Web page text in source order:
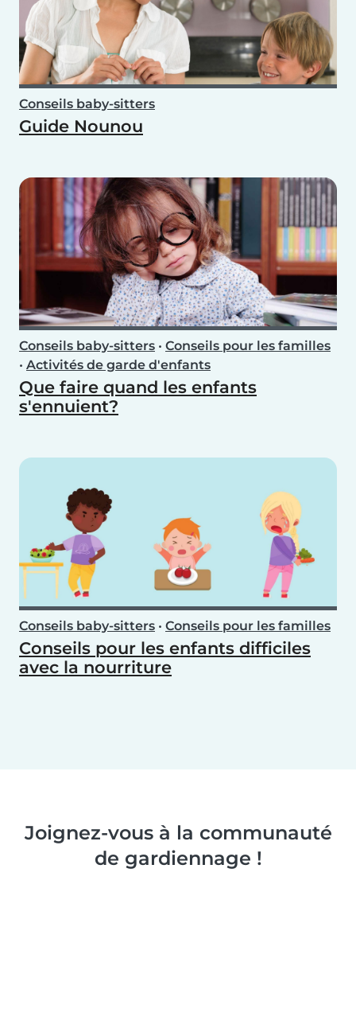
Conseils baby-sitters
Guide Nounou
Conseils baby-sitters • Conseils pour les familles
• Activités de garde d'enfants
Que faire quand les enfants
s'ennuient?
Conseils baby-sitters • Conseils pour les familles
Conseils pour les enfants difficiles
avec la nourriture
Joignez-vous à la communauté
de gardiennage !